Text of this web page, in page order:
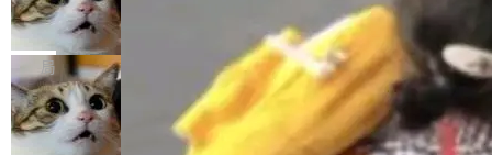
结果回答问题，而无需将问题转交给搜索引擎。
（<a href="https://bugzilla.mozilla.org/show_
bug.cgi?id=204...
工程师在这件事上没什么可谦虚的——他们用 W
orkers 跑了十年 Isolate。用 CEO Matthew Pri
nce 的话说：「我们一生都在用 Isolate 运行代
码，而 AI Agent 不需要容器，它们需要的是 Iso
late。」 容器为什么不合适 容器的问题在于启动
和销毁都太重了。一个 Agent 要执行的任务可能
OpenAI 公开邮件和聊天记录回应苹果
诉讼，称“Apple is getting this wron
g”
上个月，苹果一纸诉状把 OpenAI 告上法庭，指
控其挖角苹果前员工并窃取商业秘密。苹果的诉
状把 OpenAI 描述成一个系统性地从前东家挖
人、套取机密信息的对手。 OpenAI 没发律师
函，也没选择庭外沉默。它在官网贴了一篇博
局
HUAWEI MatePad Edge上架WorkBu
ddy鸿蒙PC版，说话就能干活的AI办公
全能AI工作台WorkBuddy鸿蒙PC版上架HUAWE